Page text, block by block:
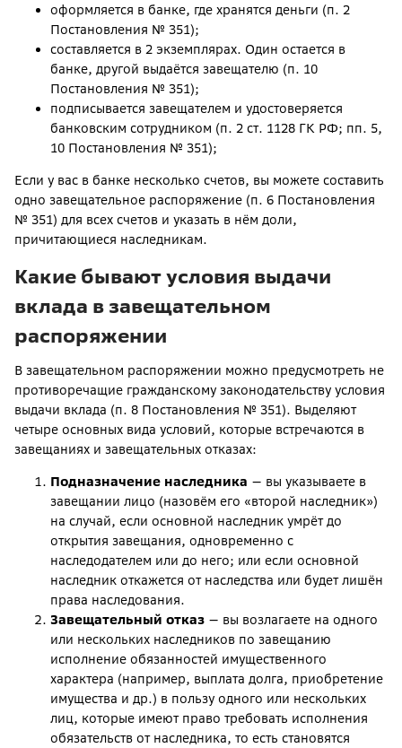
оформляется в банке, где хранятся деньги (п. 2
Постановления № 351);
составляется в 2 экземплярах. Один остается в
банке, другой выдаётся завещателю (п. 10
Постановления № 351);
подписывается завещателем и удостоверяется
банковским сотрудником (п. 2 ст. 1128 ГК РФ; пп. 5,
10 Постановления № 351);
Если у вас в банке несколько счетов, вы можете составить
одно завещательное распоряжение (п. 6 Постановления
№ 351) для всех счетов и указать в нём доли,
причитающиеся наследникам.
Какие бывают условия выдачи
вклада в завещательном
распоряжении
В завещательном распоряжении можно предусмотреть не
противоречащие гражданскому законодательству условия
выдачи вклада (п. 8 Постановления № 351). Выделяют
четыре основных вида условий, которые встречаются в
завещаниях и завещательных отказах:
Подназначение наследника — вы указываете в
завещании лицо (назовём его «второй наследник»)
на случай, если основной наследник умрёт до
открытия завещания, одновременно с
наследодателем или до него; или если основной
наследник откажется от наследства или будет лишён
права наследования.
Завещательный отказ — вы возлагаете на одного
или нескольких наследников по завещанию
исполнение обязанностей имущественного
характера (например, выплата долга, приобретение
имущества и др.) в пользу одного или нескольких
лиц, которые имеют право требовать исполнения
обязательств от наследника, то есть становятся